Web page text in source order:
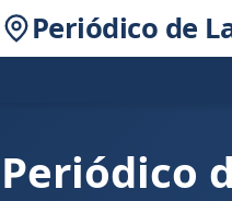
Periódico de
Periódico